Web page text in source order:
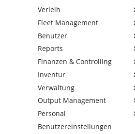
Allgemeine Verträge
Leasing
Telefonverträge
Übersicht
Verwaltung
Grundlagen
Übersicht
Verwaltung
Verleih
Grundlagen
Übersicht
Verwaltung
Fleet Management
Grundlagen
Übersicht
Fahrzeuge
Parkplätze
Tankkarten
Benutzer
Grundlagen
Übersicht
Verwaltung
Reports
Grundlagen
Übersicht
Software
Hardware
Discovery Insights
Finanzen & Controlling
Grundlagen
Übersicht
Verwaltung
Inventur
Grundlagen
Einfache Inventur
Scan-Prozess
Verwaltung
Grundlagen
Übersicht
Verwaltung
Output Management
Grundlagen
Übersicht
Personal
Grundlagen
Benutzereinstellungen